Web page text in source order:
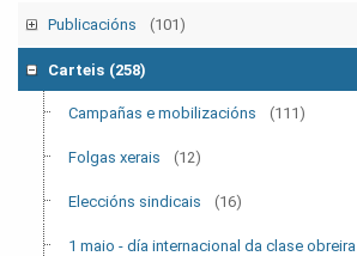
Publicacións (101)
Tempo Sindical
Boletín Sindical (90)
Outras (2)
Carteis (258)
Campañas e mobilizacións (111)
Folgas xerais (12)
Eleccións sindicais (16)
1 maio - día internacional da clase obreira